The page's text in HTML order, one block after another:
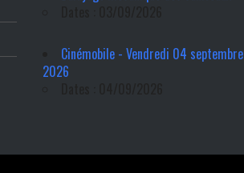
Cinémobile - Vendredi 04 septembre
2026